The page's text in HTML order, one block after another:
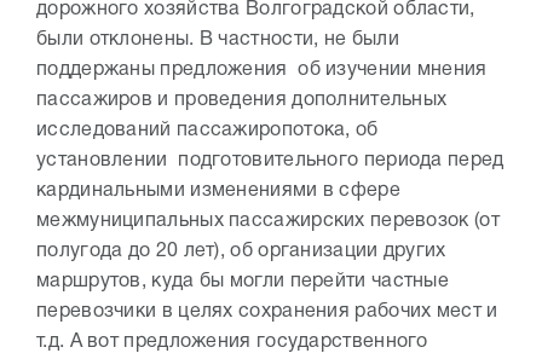
дорожного хозяйства Волгоградской области,
были отклонены. В частности, не были
поддержаны предложения об изучении мнения
пассажиров и проведения дополнительных
исследований пассажиропотока, об
установлении подготовительного периода перед
кардинальными изменениями в сфере
межмуниципальных пассажирских перевозок (от
полугода до 20 лет), об организации других
маршрутов, куда бы могли перейти частные
перевозчики в целях сохранения рабочих мест и
т.д. А вот предложения государственного